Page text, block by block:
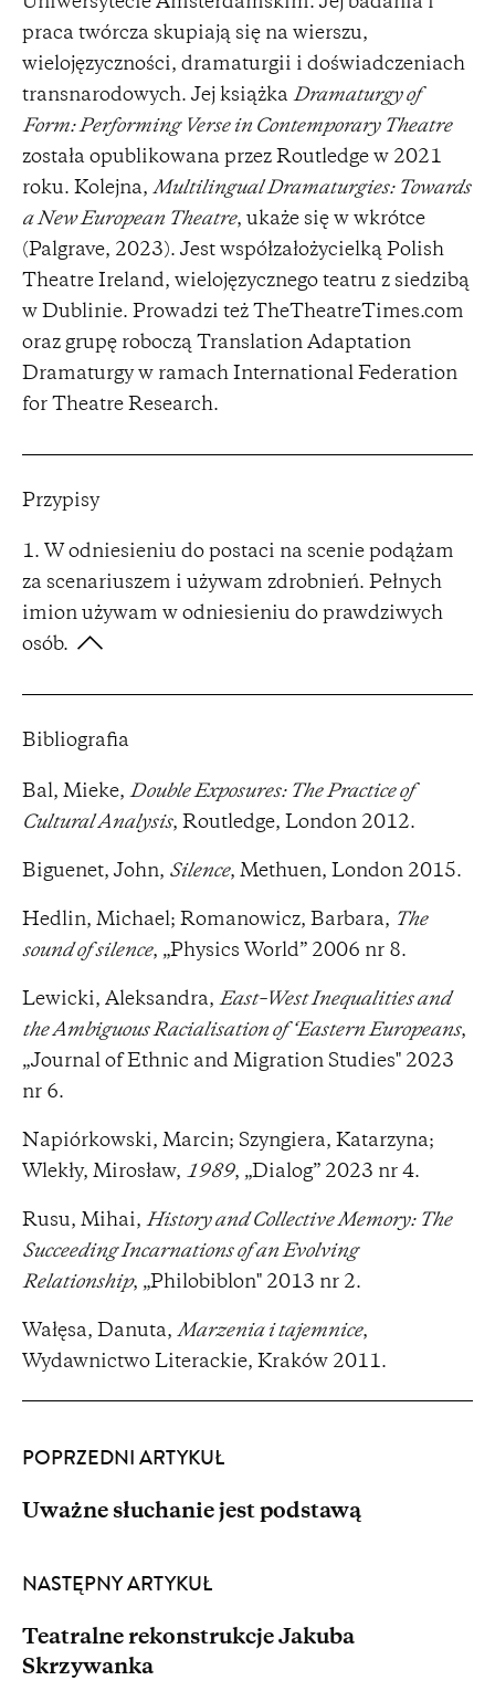
praca twórcza skupiają się na wierszu,
wielojęzyczności, dramaturgii i doświadczeniach
transnarodowych. Jej książka Dramaturgy of
Form: Performing Verse in Contemporary Theatre
została opublikowana przez Routledge w 2021
roku. Kolejna, Multilingual Dramaturgies: Towards
a New European Theatre, ukaże się w wkrótce
(Palgrave, 2023). Jest współzałożycielką Polish
Theatre Ireland, wielojęzycznego teatru z siedzibą
w Dublinie. Prowadzi też TheTheatreTimes.com
oraz grupę roboczą Translation Adaptation
Dramaturgy w ramach International Federation
for Theatre Research.
Przypisy
W odniesieniu do postaci na scenie podążam
za scenariuszem i używam zdrobnień. Pełnych
imion używam w odniesieniu do prawdziwych
osób.
Bibliografia
Bal, Mieke, Double Exposures: The Practice of
Cultural Analysis, Routledge, London 2012.
Biguenet, John, Silence, Methuen, London 2015.
Hedlin, Michael; Romanowicz, Barbara, The
sound of silence, „Physics World” 2006 nr 8.
Lewicki, Aleksandra, East–West Inequalities and
the Ambiguous Racialisation of ‘Eastern Europeans,
„Journal of Ethnic and Migration Studies" 2023
nr 6.
Napiórkowski, Marcin; Szyngiera, Katarzyna;
Wlekły, Mirosław, 1989, „Dialog” 2023 nr 4.
Rusu, Mihai, History and Collective Memory: The
Succeeding Incarnations of an Evolving
Relationship, „Philobiblon" 2013 nr 2.
Wałęsa, Danuta, Marzenia i tajemnice,
Wydawnictwo Literackie, Kraków 2011.
POPRZEDNI ARTYKUŁ
Uważne słuchanie jest podstawą
NASTĘPNY ARTYKUŁ
Teatralne rekonstrukcje Jakuba
Skrzywanka